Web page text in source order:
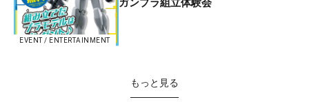
EVENT / ENTERTAINMENT
ガンプラ組立体験会
もっと見る